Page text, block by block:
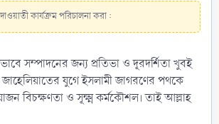
কার্যক্রম পরিচালনা করা :
সম্পাদনের জন্য প্রতিভা ও দূরদর্শিতা খুবই
যুগে ইসলামী জাগরণের পথকে
বিচক্ষণতা ও সূক্ষ্ম কর্মকৌশল। তাই আল্লাহ